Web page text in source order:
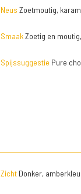
Neus Zoetmoutig,
SmaakZoetig en
Spijssuggestie Pure
ZichtDonker,